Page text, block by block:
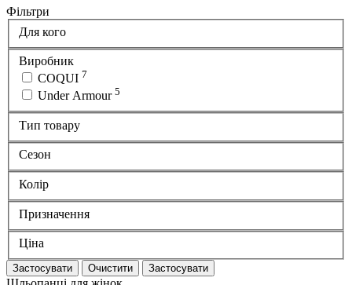
Фільтри
Для кого
Виробник
COQUI 7
Under Armour 5
Тип товару
Сезон
Колір
Призначення
Ціна
Застосувати Очистити Застосувати